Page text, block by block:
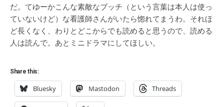
だ。てゆーかこんな素敵なブッチ（という言葉は本人は使っ
ていないけど）な看護師さんがいたら惚れてまうわ。それほ
ど長くなく、わりとどこからでも読めると思うので、読める
人は読んで。あとミニドラマにしてほしい。
Share this:
Bluesky Mastodon Threads